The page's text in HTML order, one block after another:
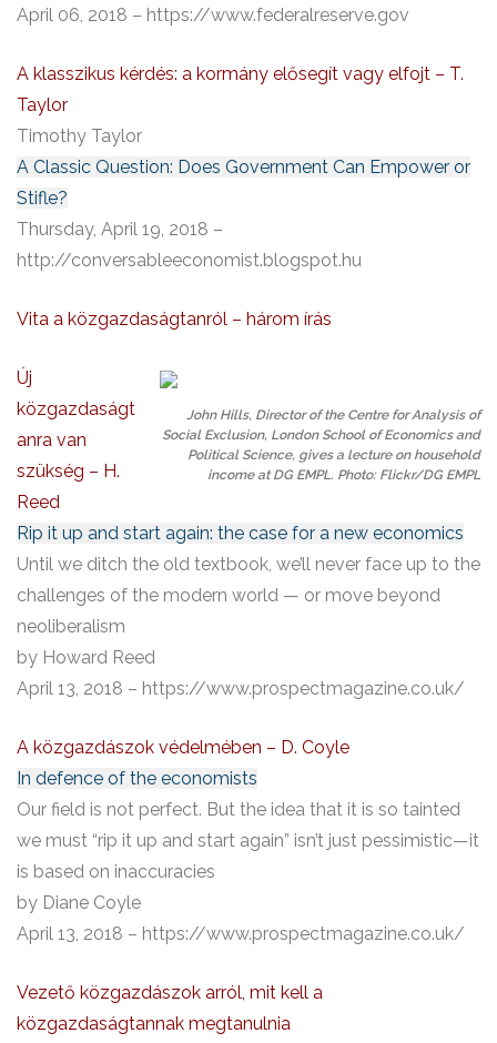
April 06, 2018 – https://www.federalreserve.gov
A klasszikus kérdés: a kormány elősegít vagy elfojt – T.
Taylor
Timothy Taylor
A Classic Question: Does Government Can Empower or
Stifle?
Thursday, April 19, 2018 –
http://conversableeconomist.blogspot.hu
Vita a közgazdaságtanról – három írás
John Hills, Director of the Centre for Analysis of
Social Exclusion, London School of Economics and
Political Science, gives a lecture on household
income at DG EMPL. Photo: Flickr/DG EMPL
Új
közgazdaságt
anra van
szükség – H.
Reed
Rip it up and start again: the case for a new economics
Until we ditch the old textbook, we’ll never face up to the
challenges of the modern world — or move beyond
neoliberalism
by Howard Reed
April 13, 2018 – https://www.prospectmagazine.co.uk/
A közgazdászok védelmében – D. Coyle
In defence of the economists
Our field is not perfect. But the idea that it is so tainted
we must “rip it up and start again” isn’t just pessimistic—it
is based on inaccuracies
by Diane Coyle
April 13, 2018 – https://www.prospectmagazine.co.uk/
Vezető közgazdászok arról, mit kell a
közgazdaságtannak megtanulnia